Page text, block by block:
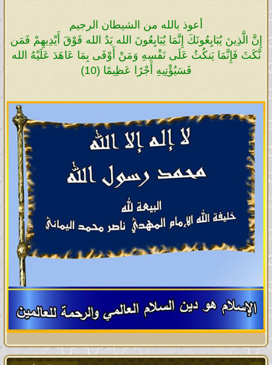
أعوذ بالله من الشيطان الرجيم
إِنَّ الَّذِينَ يُبَايِعُونَكَ إِنَّمَا يُبَايِعُونَ الله يَدُ الله فَوْقَ أَيْدِيهِمْ فَمَن
نَّكَثَ فَإِنَّمَا يَنكُثُ عَلَى نَفْسِهِ وَمَنْ أَوْفَى بِمَا عَاهَدَ عَلَيْهُ الله
فَسَيُؤْتِيهِ أَجْرًا عَظِيمًا (10)